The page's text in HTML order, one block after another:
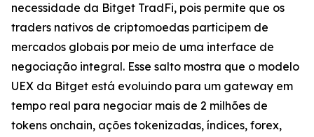
necessidade da Bitget TradFi, pois permite que os
traders nativos de criptomoedas participem de
mercados globais por meio de uma interface de
negociação integral. Esse salto mostra que o modelo
UEX da Bitget está evoluindo para um gateway em
tempo real para negociar mais de 2 milhões de
tokens onchain, ações tokenizadas, índices, forex,